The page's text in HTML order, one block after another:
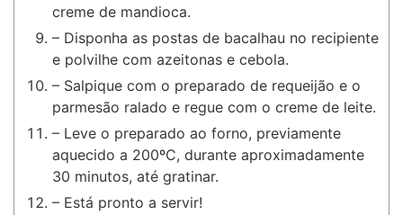
creme de mandioca.
– Disponha as postas de bacalhau no recipiente
e polvilhe com azeitonas e cebola.
– Salpique com o preparado de requeijão e o
parmesão ralado e regue com o creme de leite.
– Leve o preparado ao forno, previamente
aquecido a 200ºC, durante aproximadamente
30 minutos, até gratinar.
– Está pronto a servir!